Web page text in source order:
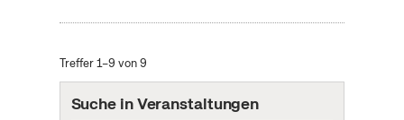
Treffer 1–9 von 9
Suche in Veranstaltungen